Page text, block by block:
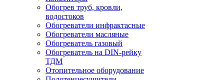
Обогрев труб, кровли,
водостоков
Обогреватели инфрактасные
Обогреватели масляные
Обогреватель газовый
Обогреватель на DIN-рейку
ТДМ
Отопительное оборудование